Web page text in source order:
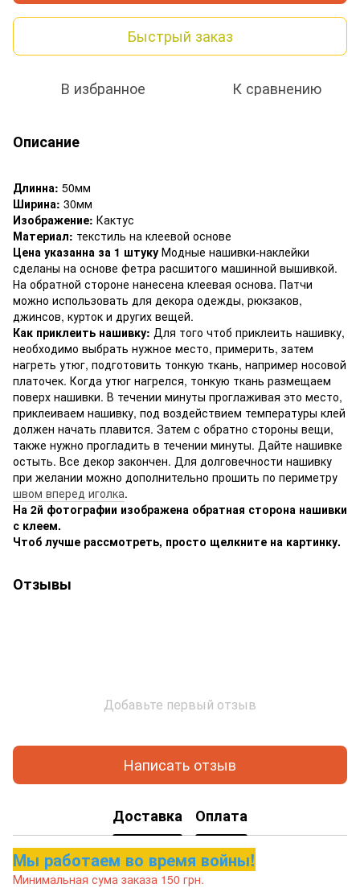
Быстрый заказ
В избранное К сравнению
Описание
Длинна: 50мм
Ширина: 30мм
Изображение: Кактус
Материал: текстиль на клеевой основе
Цена указанна за 1 штуку Модные нашивки-наклейки
сделаны на основе фетра расшитого машинной вышивкой.
На обратной стороне нанесена клеевая основа. Патчи
можно использовать для декора одежды, рюкзаков,
джинсов, курток и других вещей.
Как приклеить нашивку: Для того чтоб приклеить нашивку,
необходимо выбрать нужное место, примерить, затем
нагреть утюг, подготовить тонкую ткань, например носовой
платочек. Когда утюг нагрелся, тонкую ткань размещаем
поверх нашивки. В течении минуты проглаживая это место,
приклеиваем нашивку, под воздействием температуры клей
должен начать плавится. Затем с обратно стороны вещи,
также нужно прогладить в течении минуты. Дайте нашивке
остыть. Все декор закончен. Для долговечности нашивку
при желании можно дополнительно прошить по периметру
швом вперед иголка.
На 2й фотографии изображена обратная сторона нашивки
с клеем.
Чтоб лучше рассмотреть, просто щелкните на картинку.
Отзывы
Добавьте первый отзыв
Написать отзыв
Доставка Оплата
Мы работаем во время войны!
Минимальная сума заказа 150 грн.